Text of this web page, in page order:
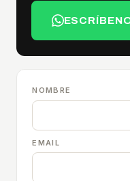
NOMBRE
EMAIL